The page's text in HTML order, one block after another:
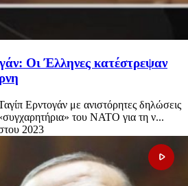
Οι Έλληνες κατέστρεψαν
Ερντογάν με ανιστόρητες δηλώσεις
του ΝΑΤΟ για τη ν...
2023